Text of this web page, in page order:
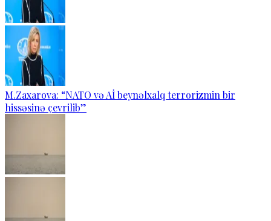
M.Zaxarova: “NATO və Aİ beynəlxalq terrorizmin bir
hissəsinə çevrilib”